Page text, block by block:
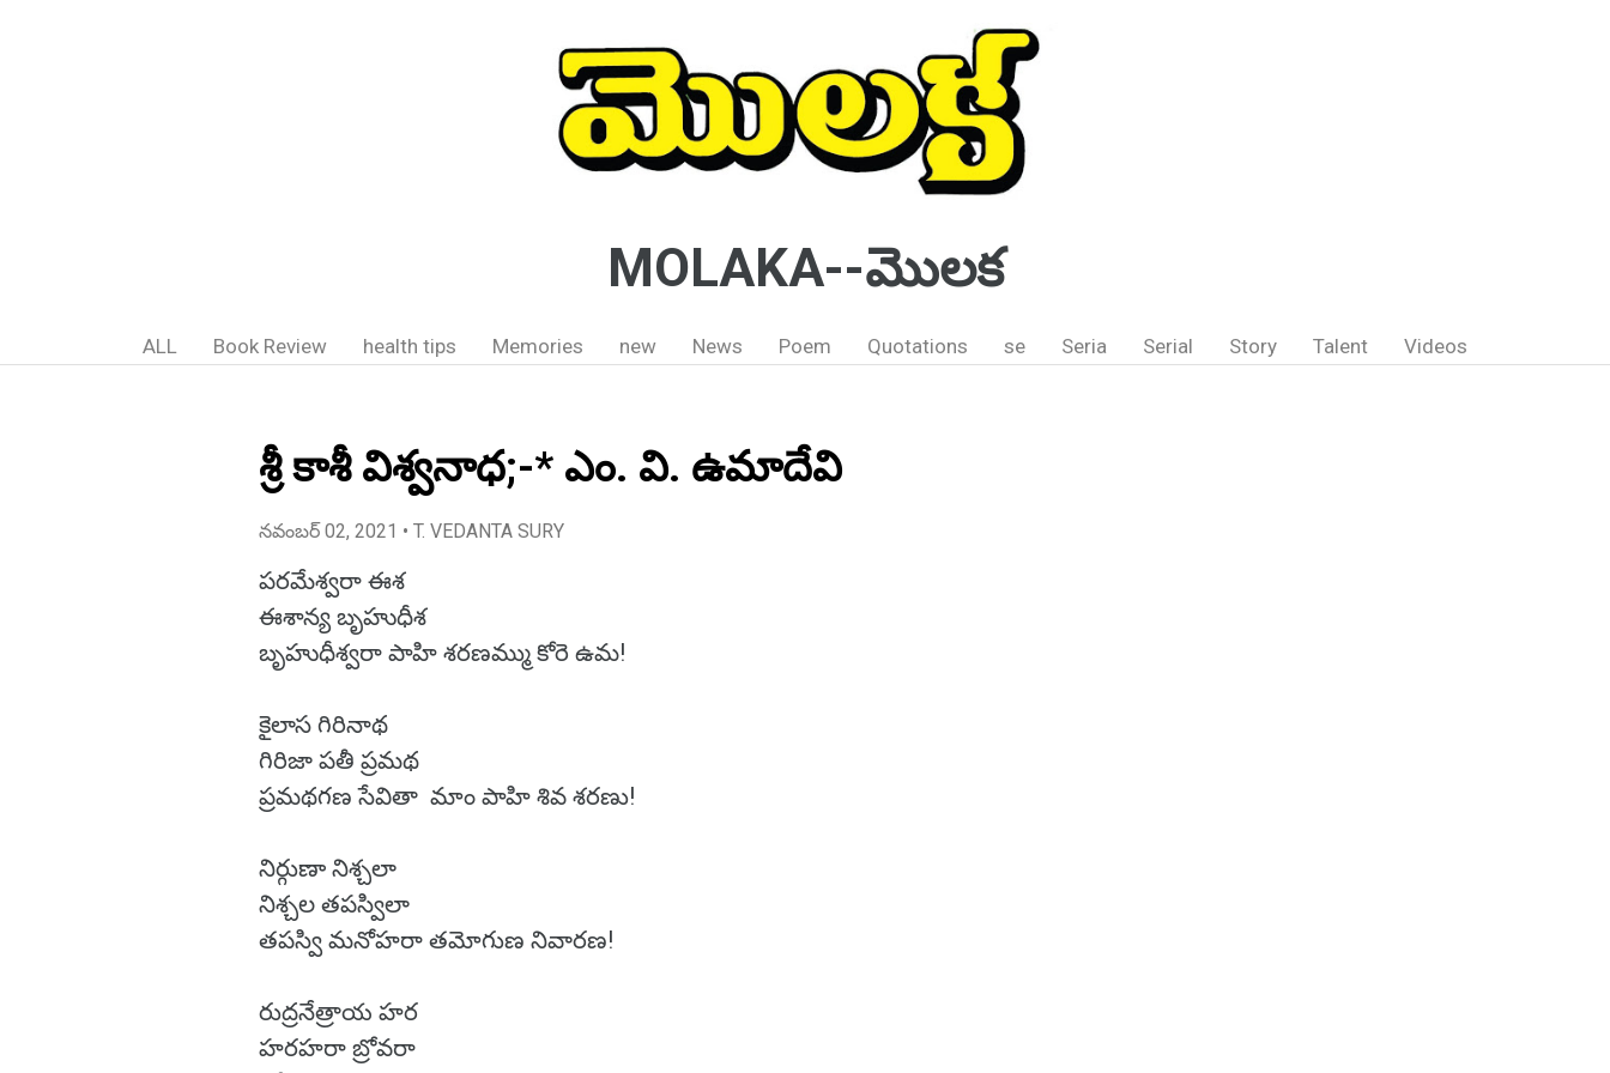
MOLAKA--మొలక
ALL Book Review health tips Memories new News Poem Quotations se Seria Serial Story Talent Videos
శ్రీ కాశీ విశ్వనాధ;-* ఎం. వి. ఉమాదేవి
నవంబర్ 02, 2021 • T. VEDANTA SURY
పరమేశ్వరా ఈశ
ఈశాన్య బృహుధీశ
బృహుధీశ్వరా పాహి శరణమ్ము కోరె ఉమ!
కైలాస గిరినాథ
గిరిజా పతీ ప్రమథ
ప్రమథగణ సేవితా మాం పాహి శివ శరణు!
నిర్గుణా నిశ్చలా
నిశ్చల తపస్విలా
తపస్వి మనోహరా తమోగుణ నివారణ!
రుద్రనేత్రాయ హర
హరహరా బ్రోవరా